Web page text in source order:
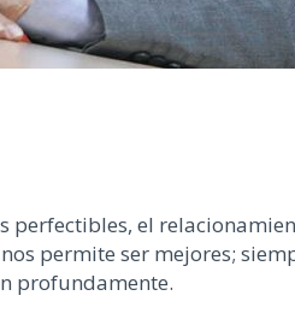
perfectibles, el
permite ser mejores;
profundamente.